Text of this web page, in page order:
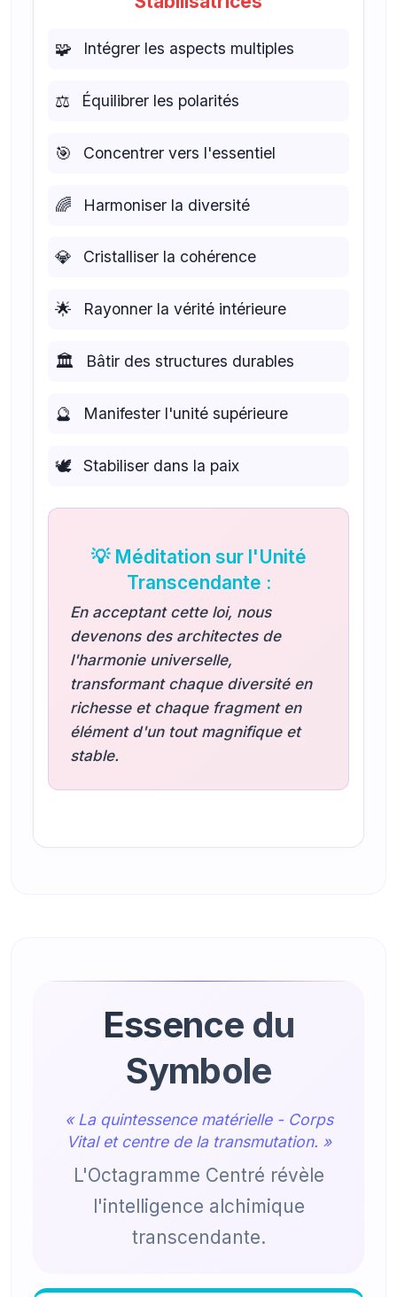
🧩 Intégrer les aspects multiples
⚖️ Équilibrer les polarités
🎯 Concentrer vers l'essentiel
🌈 Harmoniser la diversité
💎 Cristalliser la cohérence
🌟 Rayonner la vérité intérieure
🏛️ Bâtir des structures durables
🔮 Manifester l'unité supérieure
🕊️ Stabiliser dans la paix
💡 Méditation sur l'Unité
Transcendante :
En acceptant cette loi, nous
devenons des architectes de
l'harmonie universelle,
transformant chaque diversité en
richesse et chaque fragment en
élément d'un tout magnifique et
stable.
Essence du
Symbole
« La quintessence matérielle - Corps
Vital et centre de la transmutation. »
L'Octagramme Centré révèle
l'intelligence alchimique
transcendante.